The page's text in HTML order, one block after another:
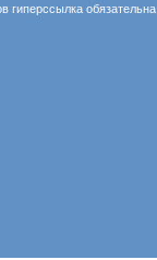
гиперссылка обязательна.